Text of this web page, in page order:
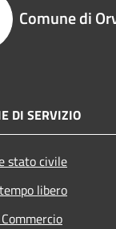
Comune di
DI SERVIZIO
stato civile
libero